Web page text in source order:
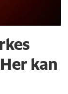
kan